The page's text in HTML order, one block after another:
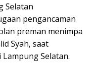
Selatan
pengancaman
preman menimpa
Syah, saat
Selatan.